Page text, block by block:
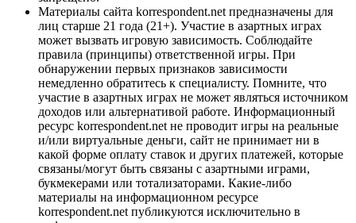
Материалы сайта korrespondent.net предназначены для
лиц старше 21 года (21+). Участие в азартных играх
может вызвать игровую зависимость. Соблюдайте
правила (принципы) ответственной игры. При
обнаружении первых признаков зависимости
немедленно обратитесь к специалисту. Помните, что
участие в азартных играх не может являться источником
доходов или альтернативой работе. Информационный
ресурс korrespondent.net не проводит игры на реальные
и/или виртуальные деньги, сайт не принимает ни в
какой форме оплату ставок и других платежей, которые
связаны/могут быть связаны с азартными играми,
букмекерами или тотализаторами. Какие-либо
материалы на информационном ресурсе
korrespondent.net публикуются исключительно в